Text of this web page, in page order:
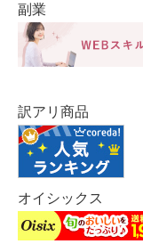
副業
訳アリ商品
オイシックス